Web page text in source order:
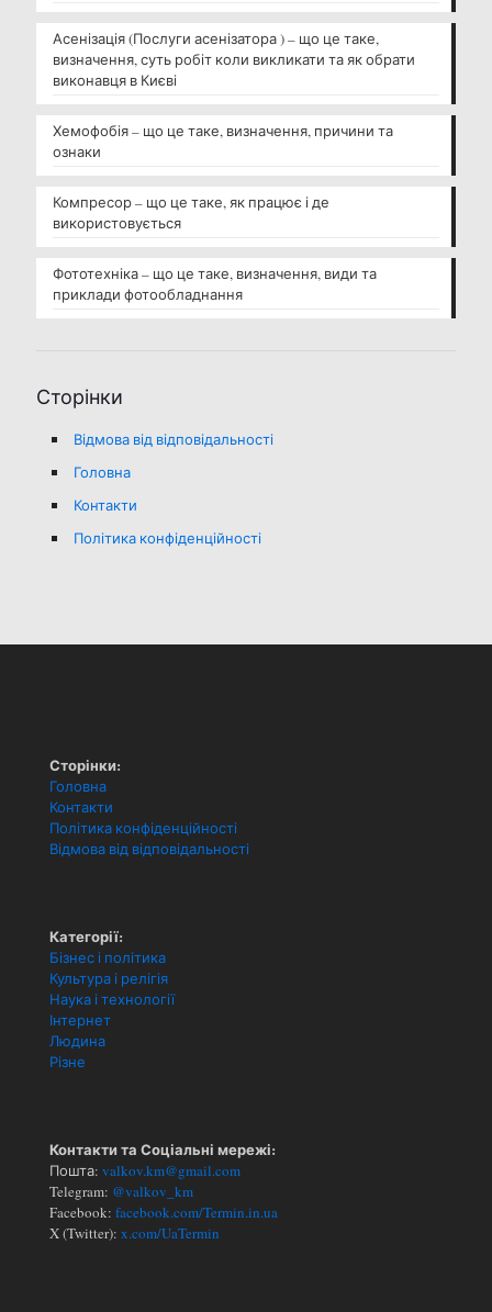
Асенізація (Послуги асенізатора ) – що це таке,
визначення, суть робіт коли викликати та як обрати
виконавця в Києві
Хемофобія – що це таке, визначення, причини та
ознаки
Компресор – що це таке, як працює і де
використовується
Фототехніка – що це таке, визначення, види та
приклади фотообладнання
Сторінки
Відмова від відповідальності
Головна
Контакти
Політика конфіденційності
Сторінки:
Головна
Контакти
Політика конфіденційності
Відмова від відповідальності
Категорії:
Бізнес і політика
Культура і релігія
Наука і технології
Інтернет
Людина
Різне
Контакти та Соціальні мережі:
Пошта: valkov.km@gmail.com
Telegram: @valkov_km
Facebook: facebook.com/Termin.in.ua
X (Twitter): x.com/UaTermin